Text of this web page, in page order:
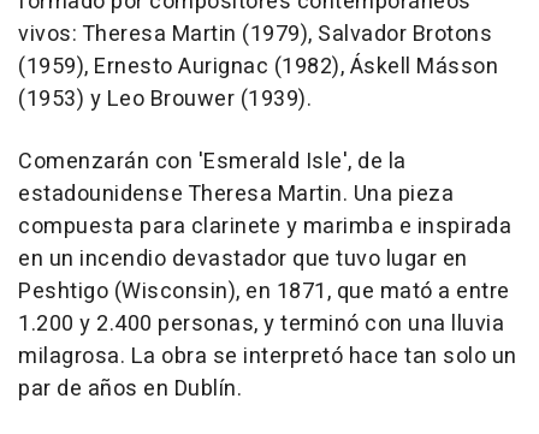
vivos: Theresa Martin (1979), Salvador Brotons
(1959), Ernesto Aurignac (1982), Áskell Másson
(1953) y Leo Brouwer (1939).
Comenzarán con 'Esmerald Isle', de la
estadounidense Theresa Martin. Una pieza
compuesta para clarinete y marimba e inspirada
en un incendio devastador que tuvo lugar en
Peshtigo (Wisconsin), en 1871, que mató a entre
1.200 y 2.400 personas, y terminó con una lluvia
milagrosa. La obra se interpretó hace tan solo un
par de años en Dublín.